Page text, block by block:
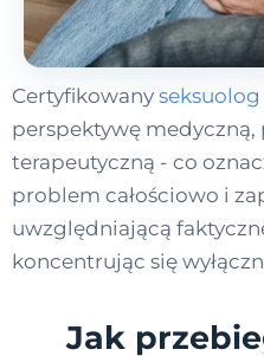
Certyfikowany seksuolog
perspektywę medyczną,
terapeutyczną - co
problem całościowo i
uwzględniającą
koncentrując się
Jak